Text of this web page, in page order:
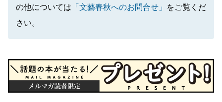
の他については 「文藝春秋へのお問合せ」
をご覧くだ
さい。